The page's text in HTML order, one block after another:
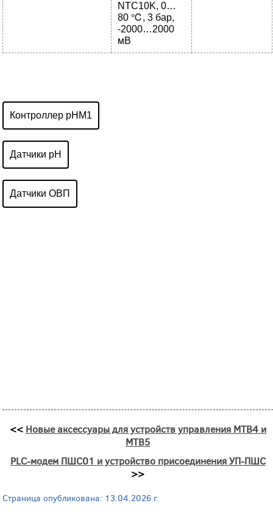
NTC10K, 0…
80 ℃, 3 бар,
-2000…2000
мВ
Контроллер pHM1
Датчики pH
Датчики ОВП
<< Новые аксессуары для устройств управления MTB4 и
MTB5
PLC-модем ПШС01 и устройство присоединения УП-ПШС
>>
Страница опубликована: 13.04.2026 г.